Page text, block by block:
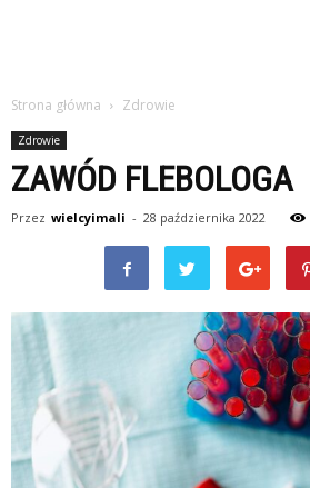
Strona główna Zdrowie
Zdrowie
ZAWÓD FLEBOLOGA
Przez wielcyimali - 28 października 2022